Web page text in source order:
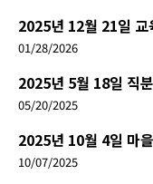
2025년 12월 21일
01/28/2026
2025년 5월 18일 직
05/20/2025
2025년 10월 4일 마
10/07/2025